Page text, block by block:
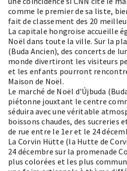
comme le premier de sa liste,
fait de classement des 20
La capitale hongroise accueille
Noël dans toute la ville. Sur la
(Buda Ancien), des concerts de
monde divertiront les visiteurs
et les enfants pourront
Maison de Noël.
Le marché de Noël d'Újbuda
piétonne jouxtant le centre
séduira avec une véritable
boissons chaudes, des sucreries
de rue entre le 1er et le 24
La Corvin Hütte (la Hutte de
24 décembre sur la promenade
plus colorées et les plus